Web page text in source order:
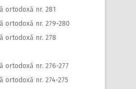
ortodoxă nr. 281
ortodoxă nr. 279-280
ortodoxă nr. 278
ortodoxă nr. 276-277
ortodoxă nr. 274-275